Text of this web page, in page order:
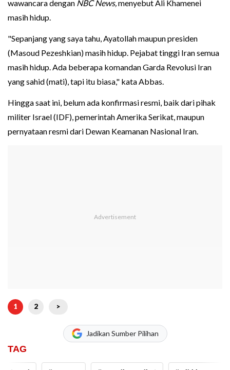
wawancara dengan NBC News, menyebut Ali Khamenei
masih hidup.
"Sepanjang yang saya tahu, Ayatollah maupun presiden
(Masoud Pezeshkian) masih hidup. Pejabat tinggi Iran semua
masih hidup. Ada beberapa komandan Garda Revolusi Iran
yang sahid (mati), tapi itu biasa," kata Abbas.
Hingga saat ini, belum ada konfirmasi resmi, baik dari pihak
militer Israel (IDF), pemerintah Amerika Serikat, maupun
pernyataan resmi dari Dewan Keamanan Nasional Iran.
1 2 >
Jadikan Sumber Pilihan
TAG